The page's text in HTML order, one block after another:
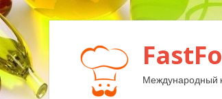
Международный